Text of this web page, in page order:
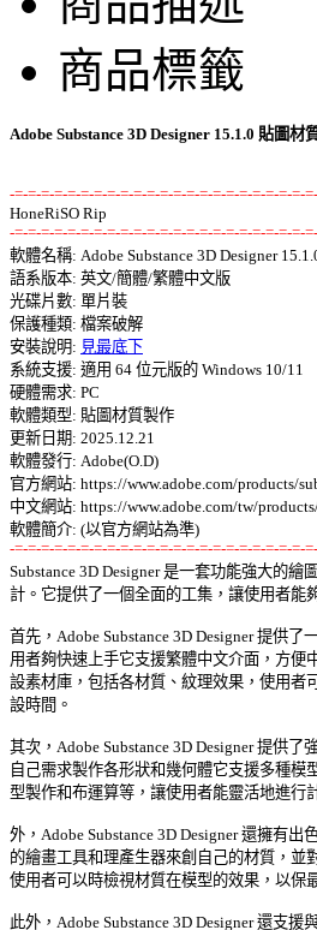
商品標籤
Adobe Substance 3D Designer 15.1.0 貼圖
-=-=-=-=-=-=-=-=-=-=-=-=-=-=-=-=-=-=-=-=-=-=-
-=-=-=-=-=-=-=-=-=-=-=-=-=-=-=-=-=-=-=-=-=-=-
軟體名稱: Adobe Substance 3D Designer
語系版本: 英文/簡體/繁體中文版
光碟片數: 單片裝
保護種類: 檔案破解
安裝說明: 見最底下
系統支援: 適用 64 位元版的 Windows 10/11
硬體需求: PC
軟體類型: 貼圖材質製作
更新日期: 2025.12.21
軟體發行: Adobe(O.D)
官方網站: https://www.adobe.com/products/
中文網站: https://www.adobe.com/tw/
-=-=-=-=-=-=-=-=-=-=-=-=-=-=-=-=-=-=-=-=-=-=-
Substance 3D Designer 是一套功能強大的
計。它提供了一個全面的工集，讓使用者能
首先，Adobe Substance 3D Designer 提供
用者夠快速上手它支援繁體中文介面，方
設素材庫，包括各材質、紋理效果，使用
設時間。
其次，Adobe Substance 3D Designer 提供
自己需求製作各形狀和幾何體它支援多種
型製作和布運算等，讓使用者能靈活地進行
外，Adobe Substance 3D Designer 還擁有
的繪畫工具和理產生器來創自己的材質，
使用者可以時檢視材質在模型的效果，以保
此外，Adobe Substance 3D Designer 還支